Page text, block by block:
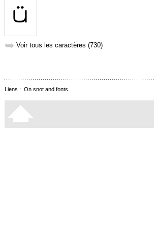
➥ Voir tous les caractères (730)
Liens : On snot and fonts